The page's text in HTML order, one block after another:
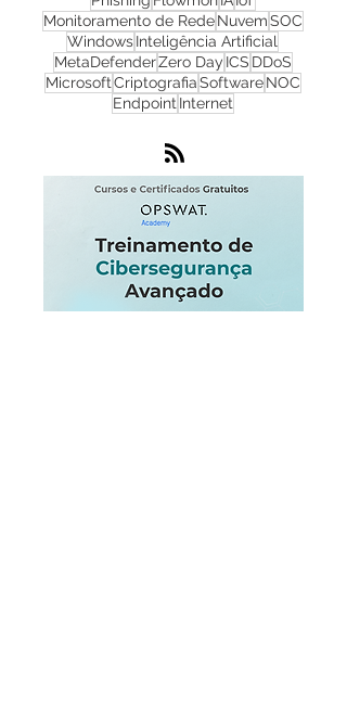
CibersegurançaCloudZero Trust
NGFWInfraestruturaDadosLGPDOT
PhishingFlowmonIAIoT
Monitoramento de RedeNuvemSOC
WindowsInteligência Artificial
MetaDefenderZero DayICS
EndpointInternet